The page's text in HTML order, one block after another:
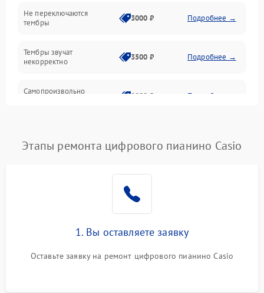
Аудио
Оптика
Не переключаются
тембры
3000 ₽ Подробнее →
Тембры звучат
некорректно
3500 ₽ Подробнее →
Самопроизвольно
2800 ₽ Подробнее →
Этапы ремонта цифрового пианино Casio
1. Вы оставляете заявку
Оставьте заявку на ремонт цифрового пианино Casio